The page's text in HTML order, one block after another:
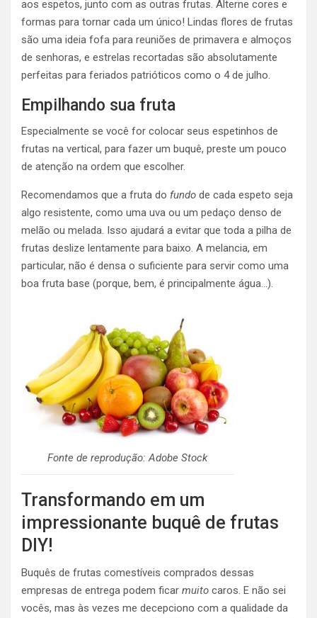
aos espetos, junto com as outras frutas. Alterne cores e
formas para tornar cada um único! Lindas flores de frutas
são uma ideia fofa para reuniões de primavera e almoços
de senhoras, e estrelas recortadas são absolutamente
perfeitas para feriados patrióticos como o 4 de julho.
Empilhando sua fruta
Especialmente se você for colocar seus espetinhos de
frutas na vertical, para fazer um buquê, preste um pouco
de atenção na ordem que escolher.
Recomendamos que a fruta do fundo de cada espeto seja
algo resistente, como uma uva ou um pedaço denso de
melão ou melada. Isso ajudará a evitar que toda a pilha de
frutas deslize lentamente para baixo. A melancia, em
particular, não é densa o suficiente para servir como uma
boa fruta base (porque, bem, é principalmente água…).
Fonte de reprodução: Adobe Stock
Transformando em um
impressionante buquê de frutas
DIY!
Buquês de frutas comestíveis comprados dessas
empresas de entrega podem ficar muito caros. E não sei
vocês, mas às vezes me decepciono com a qualidade da